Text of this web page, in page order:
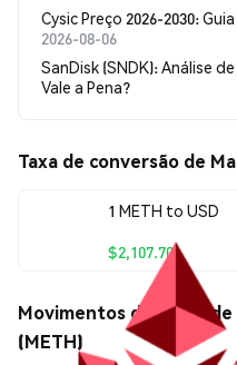
Cysic Preço 2026-2030:
2026-08-06
SanDisk (SNDK): Análise
Vale a Pena?
Taxa de conversão de
1 METH to USD
$2,107.70
Movimentos de preço
(METH)